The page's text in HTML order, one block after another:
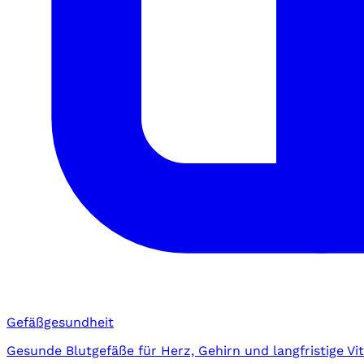
Gefäßgesundheit
Gesunde Blutgefäße für Herz, Gehirn und langfristige